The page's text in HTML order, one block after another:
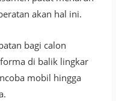
akan hal ini.
bagi calon
di balik lingkar
mobil hingga